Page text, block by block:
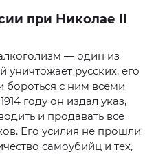
при Николае II
— один из
уничтожает русских, его
бороться с ним всеми
году он издал указ,
и продавать все
Его усилия не прошли
самоубийц и тех,